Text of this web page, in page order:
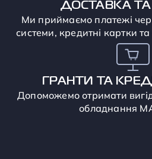
ДОСТАВКА
Ми приймаємо платежі
системи, кредитні картки
ГРАНТИ ТА
Допоможемо отримати
обладнання